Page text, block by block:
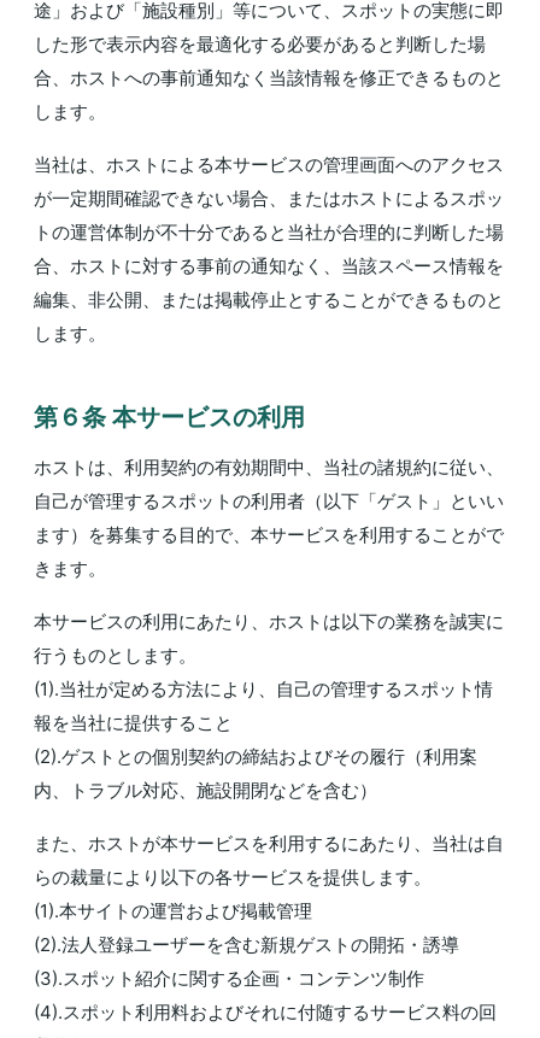
途」および「施設種別」等について、スポットの実態に即
した形で表示内容を最適化する必要があると判断した場
合、ホストへの事前通知なく当該情報を修正できるものと
します。
当社は、ホストによる本サービスの管理画面へのアクセス
が一定期間確認できない場合、またはホストによるスポッ
トの運営体制が不十分であると当社が合理的に判断した場
合、ホストに対する事前の通知なく、当該スペース情報を
編集、非公開、または掲載停止とすることができるものと
します。
第６条 本サービスの利⽤
ホストは、利用契約の有効期間中、当社の諸規約に従い、
自己が管理するスポットの利用者（以下「ゲスト」といい
ます）を募集する目的で、本サービスを利用することがで
きます。
本サービスの利用にあたり、ホストは以下の業務を誠実に
行うものとします。
(1).当社が定める方法により、自己の管理するスポット情
報を当社に提供すること
(2).ゲストとの個別契約の締結およびその履行（利用案
内、トラブル対応、施設開閉などを含む）
また、ホストが本サービスを利用するにあたり、当社は自
らの裁量により以下の各サービスを提供します。
(1).本サイトの運営および掲載管理
(2).法人登録ユーザーを含む新規ゲストの開拓・誘導
(3).スポット紹介に関する企画・コンテンツ制作
(4).スポット利用料およびそれに付随するサービス料の回